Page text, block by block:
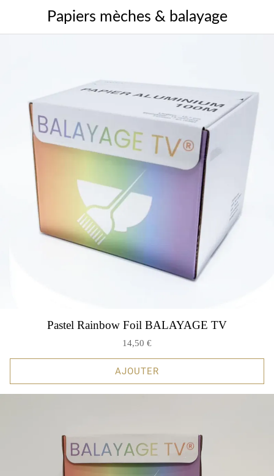
Papiers mèches & balayage
Pastel Rainbow Foil BALAYAGE TV
14,50 €
AJOUTER